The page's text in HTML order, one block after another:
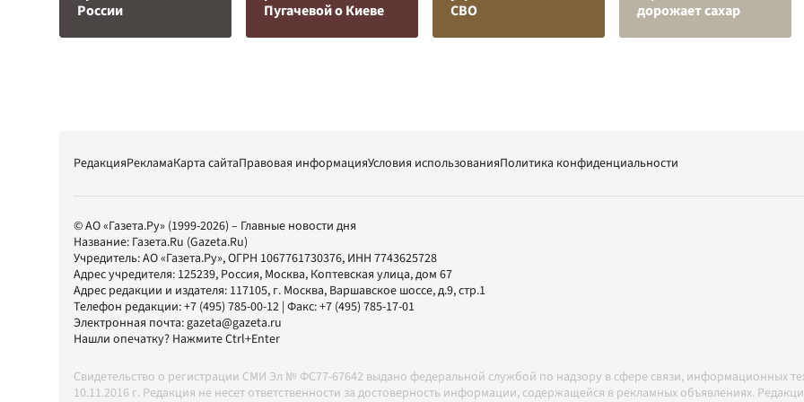
России
Пугачевой о Киеве
СВО
дорожает сахар
РедакцияРекламаКарта сайтаПравовая информацияУсловия использованияПолитика конфиденциальности
© АО «Газета.Ру» (1999-2026) – Главные новости дня
Название: Газета.Ru (Gazeta.Ru)
Учредитель:АО «Газета.Ру», ОГРН 1067761730376, ИНН 7743625728
Адрес учредителя: 125239, Россия, Москва, Коптевская улица, дом 67
Адрес редакции и издателя: 117105, г. Москва, Варшавское шоссе, д.9, стр.1
Телефон редакции:+7 (495) 785-00-12 | Факс:+7 (495) 785-17-01
Электронная почта:gazeta@gazeta.ru
Нашли опечатку? Нажмите Ctrl+Enter
Свидетельство о регистрации СМИ Эл № ФС77-67642 выдано федеральной службой по надзору в сфере связи, информационных
10.11.2016 г. Редакция не несет ответственности за достоверность информации, содержащейся в рекламных объявлениях.